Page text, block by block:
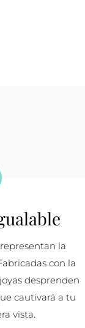
la
con la
desprenden
cautivará a tu
vista.